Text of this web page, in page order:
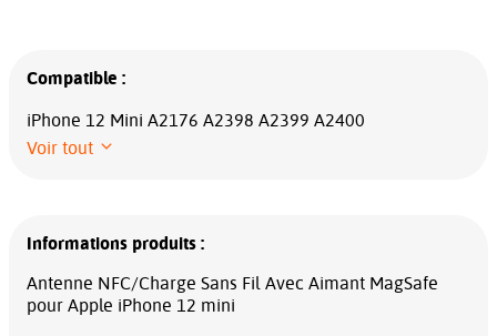
Compatible :
iPhone 12 Mini A2176 A2398 A2399 A2400
Voir tout
Informations produits :
Antenne NFC/Charge Sans Fil Avec Aimant MagSafe
pour Apple iPhone 12 mini